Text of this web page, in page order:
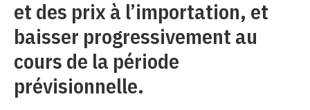
et des prix à l’importation, et
baisser progressivement au
cours de la période
prévisionnelle.